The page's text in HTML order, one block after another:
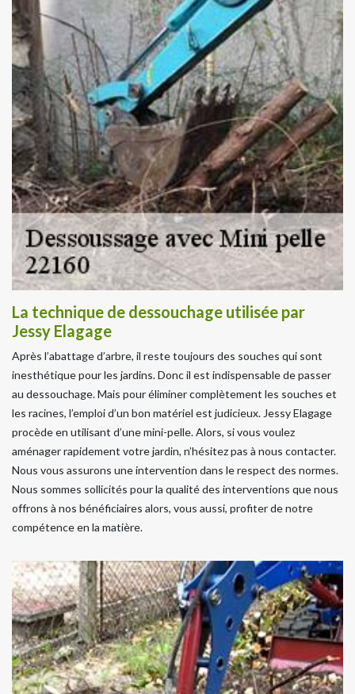
La technique de dessouchage utilisée par
Jessy Elagage
Après l’abattage d’arbre, il reste toujours des souches qui sont
inesthétique pour les jardins. Donc il est indispensable de passer
au dessouchage. Mais pour éliminer complètement les souches et
les racines, l’emploi d’un bon matériel est judicieux. Jessy Elagage
procède en utilisant d’une mini-pelle. Alors, si vous voulez
aménager rapidement votre jardin, n’hésitez pas à nous contacter.
Nous vous assurons une intervention dans le respect des normes.
Nous sommes sollicités pour la qualité des interventions que nous
offrons à nos bénéficiaires alors, vous aussi, profiter de notre
compétence en la matière.